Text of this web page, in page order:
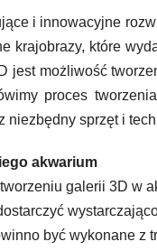
i innowacyjne
krajobrazy, które
jest możliwość
proces
niezbędny sprzęt i
akwarium
galerii 3D w
być wykonane z